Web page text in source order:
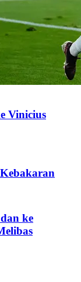
Vinicius
ke